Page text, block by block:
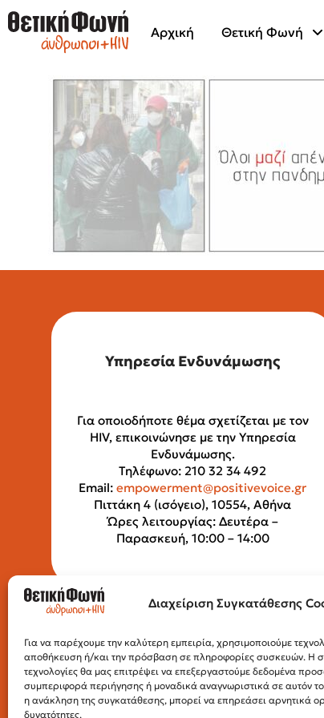
Διαχείριση Συγκατάθεσης
Για να παρέχουμε την καλύτερη εμπειρία, χρησιμοποιούμε
αποθήκευση ή/και την πρόσβαση σε πληροφορίες συσκευών. Η
τεχνολογίες θα μας επιτρέψει να επεξεργαστούμε δεδομένα
συμπεριφορά περιήγησης ή μοναδικά αναγνωριστικά σε αυτόν
η ανάκληση της συγκατάθεσης, μπορεί να επηρεάσει αρνητικά
δυνατότητες.
Αρχική Θετική Φωνή
Υπηρεσία Ενδυνάμωσης
Για οποιοδήποτε θέμα σχετίζεται με τον
HIV, επικοινώνησε με την Υπηρεσία
Ενδυνάμωσης.
Τηλέφωνο: 210 32 34 492
Email: empowerment@positivevoice.gr
Πιττάκη 4 (ισόγειο), 10554, Αθήνα
Ώρες λειτουργίας: Δευτέρα –
Παρασκευή, 10:00 – 14:00